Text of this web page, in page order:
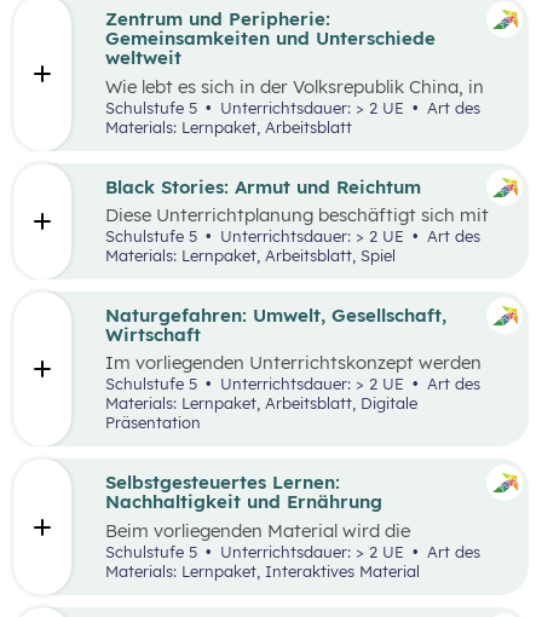
Zentrum und Peripherie:
Gemeinsamkeiten und Unterschiede
weltweit
Wie lebt es sich in der Volksrepublik China, in
Grönland oder in den österreichischen Alpen?
Welche Gemeinsamkeiten und Unterschiede
gibt es? Menschen weltweit haben die gleichen
Wünsche. Sie arbeiten in der Regel, sind an
gleichzeitig mobil sein. Wie diese
Lebensbereiche konkret ausgestaltet sind und
welche Anforderungen sich ergeben, hängt
Schulstufe 5 Unterrichtsdauer: > 2 UE
Materials: Lernpaket, Arbeitsblatt
Black Stories: Armut und Reichtum
Diese Unterrichtplanung beschäftigt sich mit
dem umfassenden Themenbereich Armut.
Methodisch stehen dieBlack Stories
Geschichten, die sich mit unterschiedlichen
beschäftigen – im Zentrum, wobei der Fokus
auf Armut und damit verbundenen
Auswirkungen liegt.
Schulstufe 5 Unterrichtsdauer: > 2 UE
Materials: Lernpaket, Arbeitsblatt, Spiel
Naturgefahren: Umwelt, Gesellschaft,
Wirtschaft
Im vorliegenden Unterrichtskonzept werden
natürliche Prozesse und ihre Auswirkungen auf
die Umwelt, Gesellschaft und Wirtschaft
behandelt.
Schulstufe 5 Unterrichtsdauer: > 2 UE
Art des
Materials: Lernpaket, Arbeitsblatt, Digitale
Präsentation
Selbstgesteuertes Lernen:
Nachhaltigkeit und Ernährung
Beim vorliegenden Material wird die
Lernumgebung viachabaDoozur Verfügung
gestellt und mit einem analogen Lernplan (M2)
Schulstufe 5 Unterrichtsdauer: > 2 UE
Materials: Lernpaket, Interaktives Material